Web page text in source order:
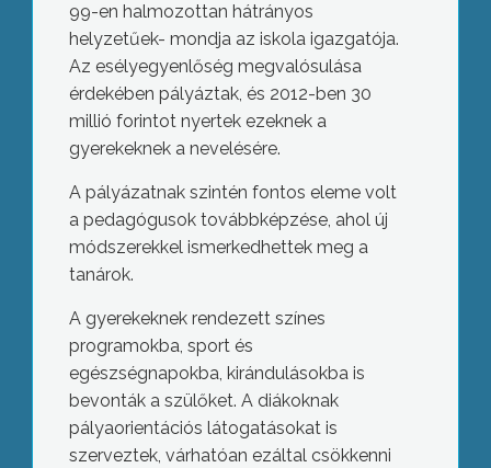
99-en halmozottan hátrányos
helyzetűek- mondja az iskola igazgatója.
Az esélyegyenlőség megvalósulása
érdekében pályáztak, és 2012-ben 30
millió forintot nyertek ezeknek a
gyerekeknek a nevelésére.
A pályázatnak szintén fontos eleme volt
a pedagógusok továbbképzése, ahol új
módszerekkel ismerkedhettek meg a
tanárok.
A gyerekeknek rendezett színes
programokba, sport és
egészségnapokba, kirándulásokba is
bevonták a szülőket. A diákoknak
pályaorientációs látogatásokat is
szerveztek, várhatóan ezáltal csökkenni